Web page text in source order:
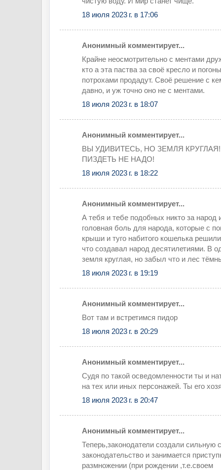
18 июля 2023 г. в 17:06
Анонимный комментирует...
Крайне неосмотрительно с ментами
кто а эта паства за своё кресло и
потрохами продадут. Своё решение с
давно, и уж точно оно не с ментами.
18 июля 2023 г. в 18:07
Анонимный комментирует...
ВЫ УДИВИТЕСЬ, НО ЗЕМЛЯ
ПИЗДЕТЬ НЕ НАДО!
18 июля 2023 г. в 18:22
Анонимный комментирует...
А тебя и тебе подобных никто за народ
головная боль для народа, которые с
крыши и туго набитого кошелька
что создавал народ десятилетиями. В
земля круглая, но забыл что и лес
18 июля 2023 г. в 19:19
Анонимный комментирует...
Вот там и встретимся пидор
18 июля 2023 г. в 20:29
Анонимный комментирует...
Судя по такой осведомленности ты и
на тех или иных персонажей. Ты его
18 июля 2023 г. в 20:47
Анонимный комментирует...
Теперь,законодатели создали сильную
законодательство и занимается
размножении (при рождении ,т.е.своем